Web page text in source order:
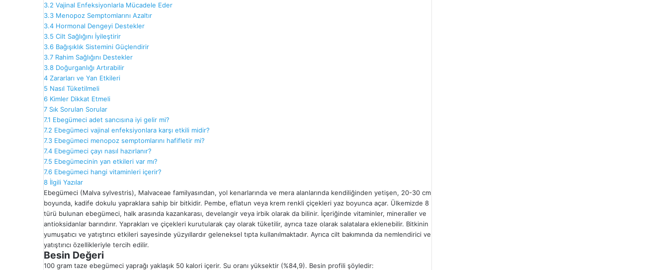
3.2 Vajinal Enfeksiyonlarla Mücadele Eder
3.3 Menopoz Semptomlarını Azaltır
3.4 Hormonal Dengeyi Destekler
3.5 Cilt Sağlığını İyileştirir
3.6 Bağışıklık Sistemini Güçlendirir
3.7 Rahim Sağlığını Destekler
3.8 Doğurganlığı Artırabilir
4 Zararları ve Yan Etkileri
5 Nasıl Tüketilmeli
6 Kimler Dikkat Etmeli
7 Sık Sorulan Sorular
7.1 Ebegümeci adet sancısına iyi gelir mi?
7.2 Ebegümeci vajinal enfeksiyonlara karşı etkili midir?
7.3 Ebegümeci menopoz semptomlarını hafifletir mi?
7.4 Ebegümeci çayı nasıl hazırlanır?
7.5 Ebegümecinin yan etkileri var mı?
7.6 Ebegümeci hangi vitaminleri içerir?
8 İlgili Yazılar
Ebegümeci (Malva sylvestris), Malvaceae familyasından, yol kenarlarında ve mera alanlarında kendiliğinden yetişen, 20-30 cm
boyunda, kadife dokulu yapraklara sahip bir bitkidir. Pembe, eflatun veya krem renkli çiçekleri yaz boyunca açar. Ülkemizde 8
türü bulunan ebegümeci, halk arasında kazankarası, develangir veya irbik olarak da bilinir. İçeriğinde vitaminler, mineraller ve
antioksidanlar barındırır. Yaprakları ve çiçekleri kurutularak çay olarak tüketilir, ayrıca taze olarak salatalara eklenebilir. Bitkinin
yumuşatıcı ve yatıştırıcı etkileri sayesinde yüzyıllardır geleneksel tıpta kullanılmaktadır. Ayrıca cilt bakımında da nemlendirici ve
yatıştırıcı özellikleriyle tercih edilir.
Besin Değeri
100 gram taze ebegümeci yaprağı yaklaşık 50 kalori içerir. Su oranı yüksektir (%84,9). Besin profili şöyledir: